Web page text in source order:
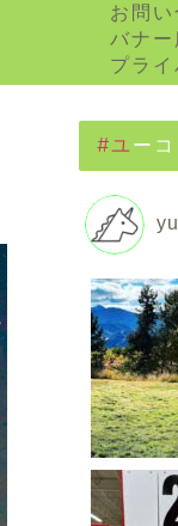
お問
バナ
プラ
#ユー